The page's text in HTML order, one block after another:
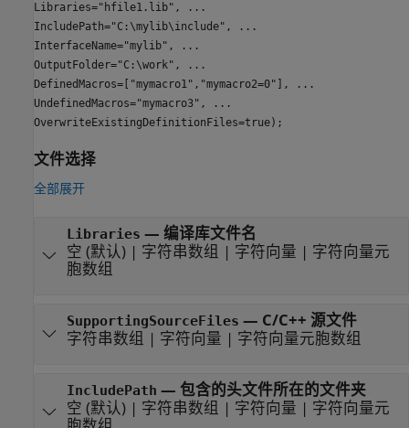
Libraries="hfile1.lib", ...
IncludePath="C:\mylib\include", ...
InterfaceName="mylib", ...
OutputFolder="C:\work", ...
DefinedMacros=["mymacro1","mymacro2=0"], ...
UndefinedMacros="mymacro3", ...
OverwriteExistingDefinitionFiles=true);
文件选择
全部展开
Libraries — 编译库文件名
空 (默认) | 字符串数组 | 字符向量 | 字符向量元
胞数组
SupportingSourceFiles — C/C++ 源文件
字符串数组 | 字符向量 | 字符向量元胞数组
IncludePath — 包含的头文件所在的文件夹
空 (默认) | 字符串数组 | 字符向量 | 字符向量元